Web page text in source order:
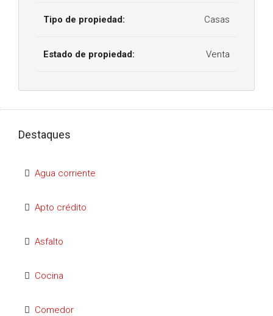
Tipo de propiedad: Casas
Estado de propiedad: Venta
Destaques
Agua corriente
Apto crédito
Asfalto
Cocina
Comedor